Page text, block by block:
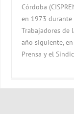
Córdoba
en 1973 durante
Trabajadores de
año siguiente,
Prensa y el